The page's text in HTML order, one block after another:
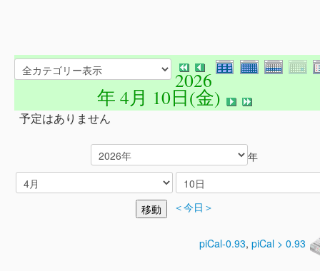
2026
年 4月 10日(金)
予定はありません
年
＜今日＞
piCal-0.93, piCal > 0.93